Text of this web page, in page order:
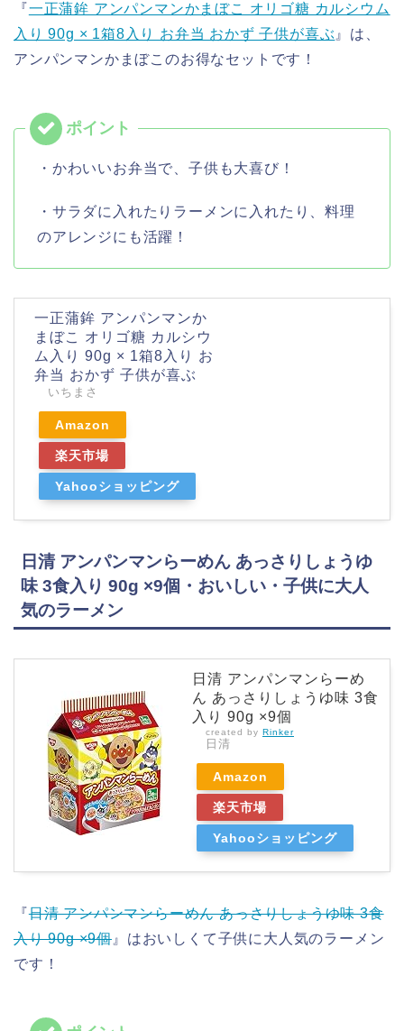
『一正蒲鉾 アンパンマンかまぼこ オリゴ糖 カルシウム
入り 90g × 1箱8入り お弁当 おかず 子供が喜ぶ 』は、
アンパンマンかまぼこのお得なセットです！
・かわいいお弁当で、子供も大喜び！
・サラダに入れたりラーメンに入れたり、料理
のアレンジにも活躍！
一正蒲鉾 アンパンマンか
まぼこ オリゴ糖 カルシウ
ム入り 90g × 1箱8入り お
弁当 おかず 子供が喜ぶ
いちまさ
Amazon
楽天市場
Yahooショッピング
日清 アンパンマンらーめん あっさりしょうゆ
味 3食入り 90g ×9個・おいしい・子供に大人
気のラーメン
日清 アンパンマンらーめ
ん あっさりしょうゆ味 3食
入り 90g ×9個
created by Rinker
日清
Amazon
楽天市場
Yahooショッピング
『日清 アンパンマンらーめん あっさりしょうゆ味 3食
入り 90g ×9個 』はおいしくて子供に大人気のラーメン
です！